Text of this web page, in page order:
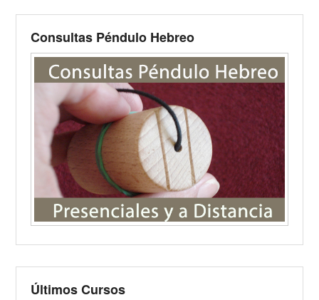
Consultas Péndulo Hebreo
Últimos Cursos